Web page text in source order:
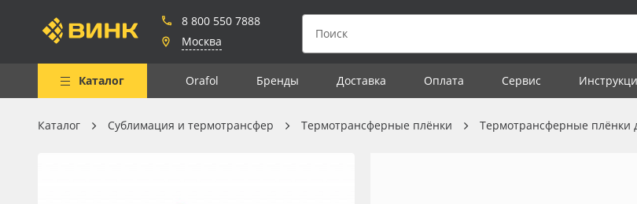
8 800 550 7888
Москва
Каталог Orafol Бренды Доставка Оплата Сервис
Весь каталог
Каталог Сублимация и термотрансфер Термотрансферные плёнки Термотрансферные плёнки